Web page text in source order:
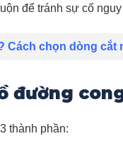
để tránh sự cố
Cách chọn dòng cắt
đường
thành phần: